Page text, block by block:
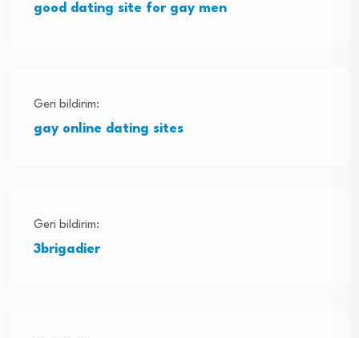
good dating site for gay men
Geri bildirim:
gay online dating sites
Geri bildirim:
3brigadier